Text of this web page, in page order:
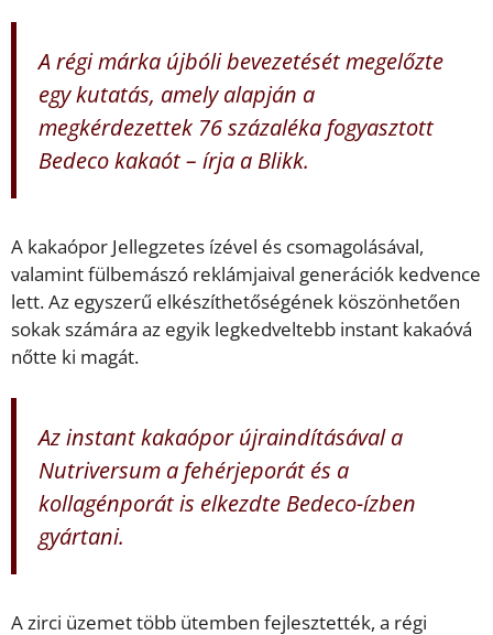
A régi márka újbóli bevezetését megelőzte
egy kutatás, amely alapján a
megkérdezettek 76 százaléka fogyasztott
Bedeco kakaót – írja a Blikk.
A kakaópor Jellegzetes ízével és csomagolásával,
valamint fülbemászó reklámjaival generációk kedvence
lett. Az egyszerű elkészíthetőségének köszönhetően
sokak számára az egyik legkedveltebb instant kakaóvá
nőtte ki magát.
Az instant kakaópor újraindításával a
Nutriversum a fehérjeporát és a
kollagénporát is elkezdte Bedeco-ízben
gyártani.
A zirci üzemet több ütemben fejlesztették, a régi